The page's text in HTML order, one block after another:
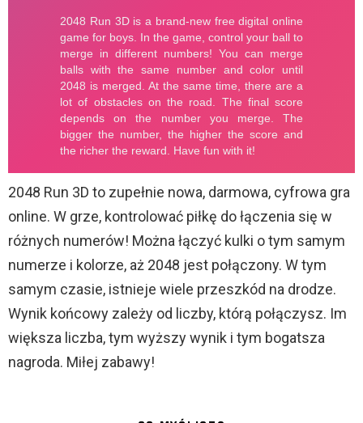
2048 Run 3D to zupełnie nowa, darmowa, cyfrowa gra
online. W grze, kontrolować piłkę do łączenia się w
różnych numerów! Można łączyć kulki o tym samym
numerze i kolorze, aż 2048 jest połączony. W tym
samym czasie, istnieje wiele przeszkód na drodze.
Wynik końcowy zależy od liczby, którą połączysz. Im
większa liczba, tym wyższy wynik i tym bogatsza
nagroda. Miłej zabawy!